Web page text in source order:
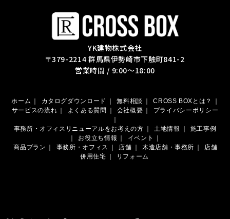
YK建物株式会社
〒379-2214 群馬県伊勢崎市下触町841-2
営業時間 / 9:00～18:00
ホーム カタログダウンロード 無料相談 CROSS BOXとは？
サービスの流れ
よくある質問 会社概要
プライバシーポリシー
事務所・オフィスリニューアルをお考えの方
土地情報
施工事例
お役立ち情報 イベント
商品プラン
事務所・オフィス 店舗 木造店舗・事務所
店舗
併用住宅
リフォーム